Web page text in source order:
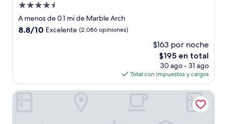
Propiedad
de
4.5
A menos de 0.1 mi de Marble Arch
8.8
8.8/10 Excelente (2,086 opiniones)
$163 por noche
El
precio
actual
es
de
$195 en total
30 ago - 31 ago
Total con impuestos y cargos
Imperial York Street Apartments